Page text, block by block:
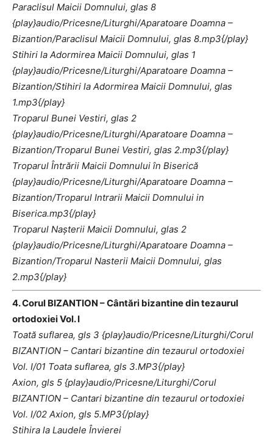
Paraclisul Maicii Domnului, glas 8
{play}audio/Pricesne/Liturghi/Aparatoare Doamna –
Bizantion/Paraclisul Maicii Domnului, glas 8.mp3{/play}
Stihiri la Adormirea Maicii Domnului, glas 1
{play}audio/Pricesne/Liturghi/Aparatoare Doamna –
Bizantion/Stihiri la Adormirea Maicii Domnului, glas
1.mp3{/play}
Troparul Bunei Vestiri, glas 2
{play}audio/Pricesne/Liturghi/Aparatoare Doamna –
Bizantion/Troparul Bunei Vestiri, glas 2.mp3{/play}
Troparul Întrării Maicii Domnului în Biserică
{play}audio/Pricesne/Liturghi/Aparatoare Doamna –
Bizantion/Troparul Intrarii Maicii Domnului in
Biserica.mp3{/play}
Troparul Naşterii Maicii Domnului, glas 2
{play}audio/Pricesne/Liturghi/Aparatoare Doamna –
Bizantion/Troparul Nasterii Maicii Domnului, glas
2.mp3{/play}
4. Corul BIZANTION – Cântări bizantine din tezaurul
ortodoxiei Vol. I
Toată suflarea, gls 3 {play}audio/Pricesne/Liturghi/Corul
BIZANTION – Cantari bizantine din tezaurul ortodoxiei
Vol. I/01 Toata suflarea, gls 3.MP3{/play}
Axion, gls 5 {play}audio/Pricesne/Liturghi/Corul
BIZANTION – Cantari bizantine din tezaurul ortodoxiei
Vol. I/02 Axion, gls 5.MP3{/play}
Stihira la Laudele Învierei